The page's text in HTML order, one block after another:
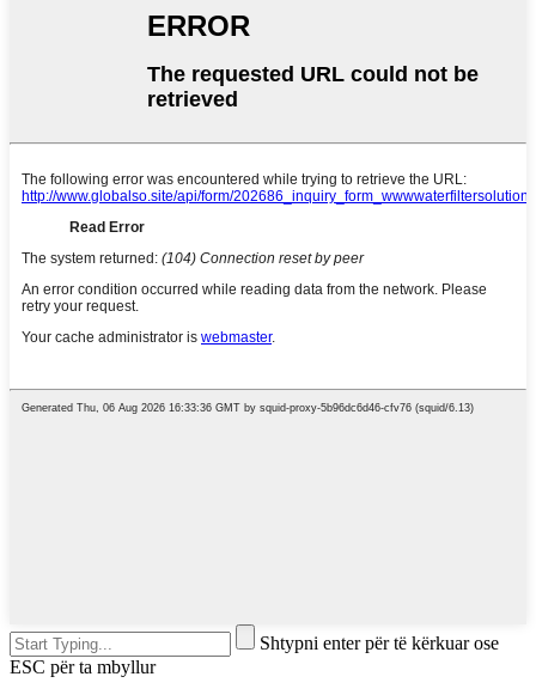
Shtypni enter për të kërkuar ose
ESC për ta mbyllur